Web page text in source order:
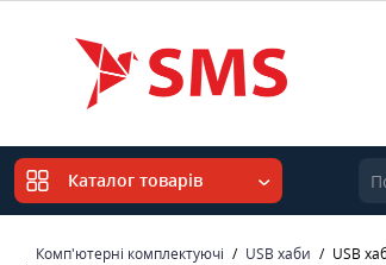
Каталог товарів
Комп'ютерні комплектуючі USB хаби USB